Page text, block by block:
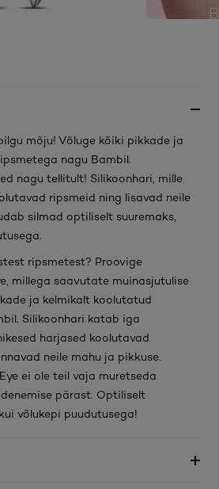
mõju! Võluge kõiki pikkade ja
nagu Bambil.
nagu tellitult! Silikoonhari, mille
ripsmeid ning lisavad neile
silmad optiliselt suuremaks,
ripsmetest? Proovige
millega saavutate muinasjutulise
ja kelmikalt koolutatud
Silikoonhari katab iga
harjased koolutavad
neile mahu ja pikkuse.
ei ole teil vaja muretseda
pärast. Optiliselt
võlukepi puudutusega!